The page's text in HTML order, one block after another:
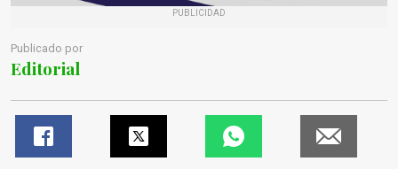
PUBLICIDAD
Publicado por
Editorial